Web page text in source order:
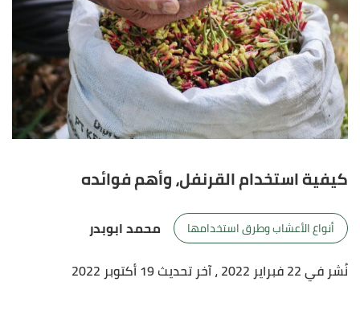
كيفية استخدام القرنفل، وأهم فوائده
أنواع الأعشاب وطرق استخدامها
محمد ابوبدر
نُشر في 22 فبراير 2022
، آخر تحديث 19 أكتوبر 2022